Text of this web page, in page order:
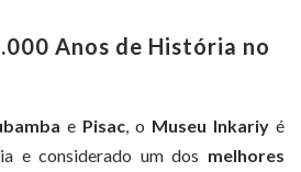
Anos de História no
e Pisac , o Museu Inkariy é
e considerado um dos melhores